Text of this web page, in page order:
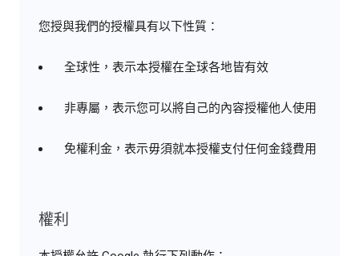
您授與我們的授權具有以下性質：
全球性，表示本授權在全球各地皆有效
非專屬，表示您可以將自己的內容授權他人使用
免權利金，表示毋須就本授權支付任何金錢費用
權利